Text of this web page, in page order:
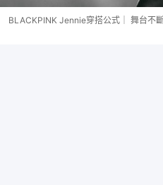
BLACKPINK Jennie穿搭公式｜ 舞台不